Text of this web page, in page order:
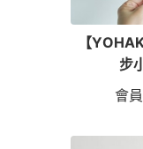
【
步
會